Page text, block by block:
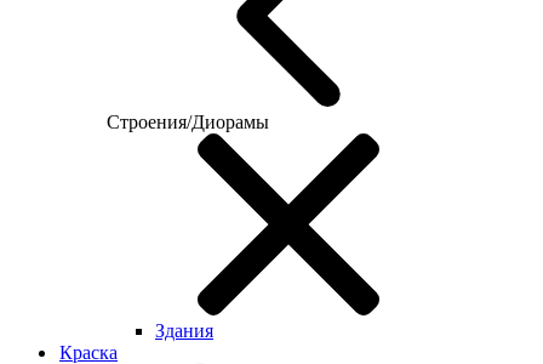
Строения/Диорамы
Здания
Краска